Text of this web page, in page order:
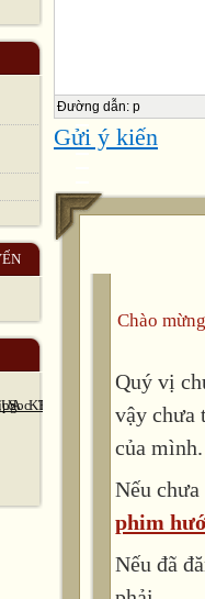
III.
II .
Time
 Ss`
25’
Đường dẫn: p
Gửi ý kiến
Chào
Quý vị
vậy chưa
của mình.
Nếu
phim
Nếu đã